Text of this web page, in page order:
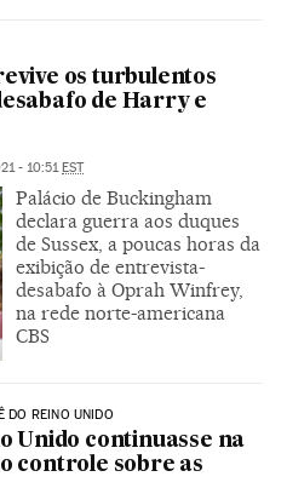
os turbulentos
de Harry e
- 10:51 EST
Palácio de Buckingham
declara guerra aos duques
de Sussex, a poucas horas da
exibição de entrevista-
desabafo à Oprah Winfrey,
na rede norte-americana
CBS
DO REINO UNIDO
Unido continuasse na
controle sobre as